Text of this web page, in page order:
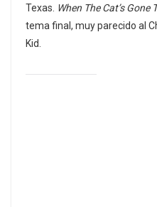
Texas. When The Cat’s Gone
tema final, muy parecido al
Kid.